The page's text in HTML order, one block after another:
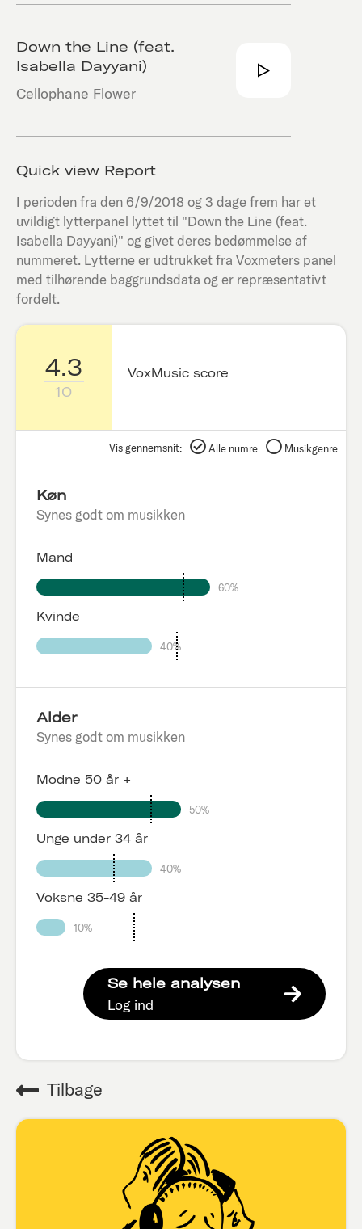
Down the Line (feat.
Isabella Dayyani)
Cellophane Flower
Quick view Report
I perioden fra den 6/9/2018 og 3 dage frem har et
uvildigt lytterpanel lyttet til "Down the Line (feat.
Isabella Dayyani)" og givet deres bedømmelse af
nummeret. Lytterne er udtrukket fra Voxmeters panel
med tilhørende baggrundsdata og er repræsentativt
fordelt.
4.3
10
VoxMusic score
Vis gennemsnit: Alle numre Musikgenre
Køn
Synes godt om musikken
Mand
60%
Kvinde
40%
Alder
Synes godt om musikken
Modne 50 år +
50%
Unge under 34 år
40%
Voksne 35-49 år
10%
Se hele analysen
Log ind
Tilbage